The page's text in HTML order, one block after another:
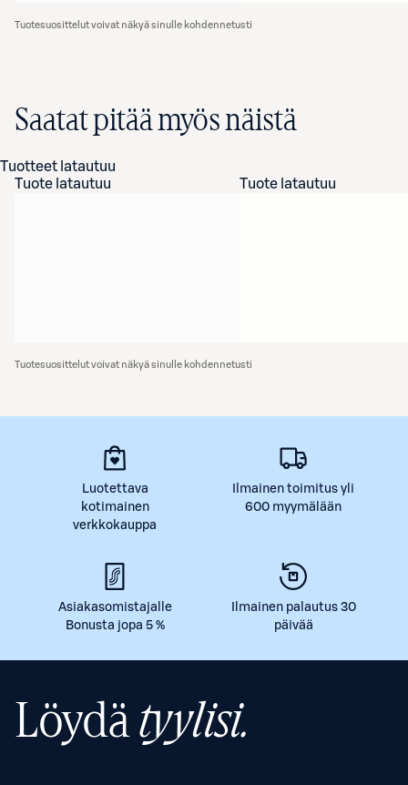
Tuotesuosittelut voivat näkyä sinulle kohdennetusti
Saatat pitää myös näistä
Tuotteet latautuu
Tuote latautuu
Tuote latautuu
Tuotesuosittelut voivat näkyä sinulle kohdennetusti
Luotettava
kotimainen
verkkokauppa
Ilmainen toimitus yli
600 myymälään
Asiakasomistajalle
Bonusta jopa 5 %
Ilmainen palautus 30
päivää
Löydätyylisi.